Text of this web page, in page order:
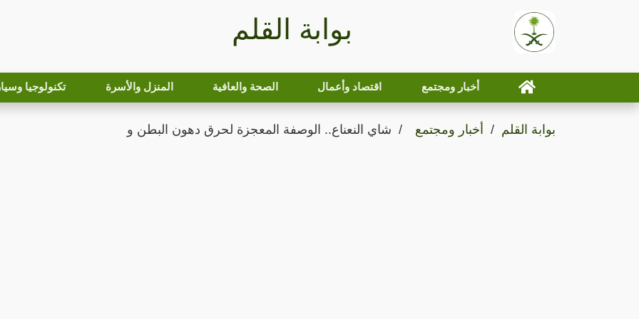
بوابة القلم
أخبار ومجتمع اقتصاد وأعمال الصحة والعافية المنزل والأسرة تكنولوجيا
بوابة القلم أخبار ومجتمع شاي النعناع.. الوصفة المعجزة لحرق دهون البطن و